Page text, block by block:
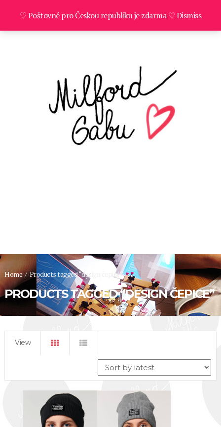
Home / Products tagged “design čepice”
PRODUCTS TAGGED “DESIGN ČEPICE”
View
♡ Poštovné pro Českou republiku je zdarma ♡Dismiss